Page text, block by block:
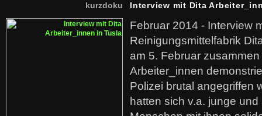
kurzdoku Interview mit Dita
Februar 2014 - Interview
Reinigungsmittelfabrik
am 5. Februar
Arbeiter_innen
Polizei brutal angegriffen
hatten sich v.a. junge